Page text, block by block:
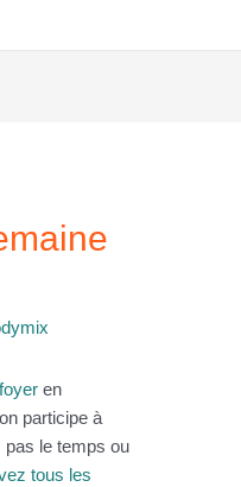
en
participe à
pas le temps ou
tous les